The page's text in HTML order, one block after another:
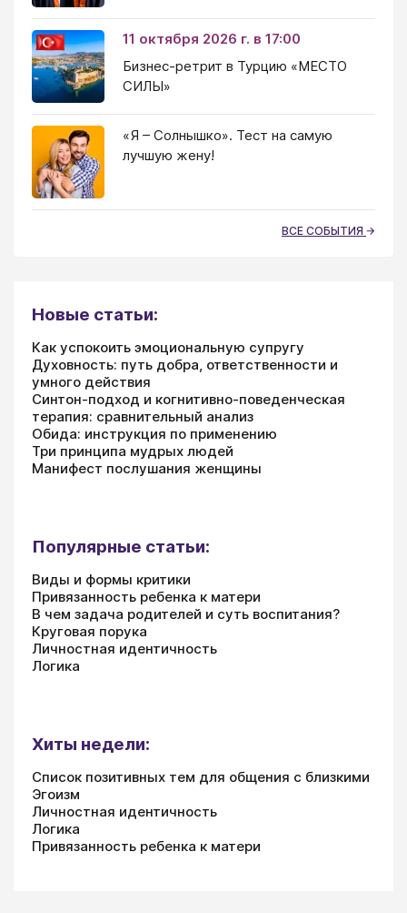
11 октября 2026 г. в 17:00
Бизнес-ретрит в Турцию «МЕСТО
СИЛЫ»
«Я – Солнышко». Тест на самую
лучшую жену!
ВСЕ СОБЫТИЯ
Новые статьи:
Как успокоить эмоциональную супругу
Духовность: путь добра, ответственности и
умного действия
Синтон-подход и когнитивно-поведенческая
терапия: сравнительный анализ
Обида: инструкция по применению
Три принципа мудрых людей
Манифест послушания женщины
Популярные статьи:
Виды и формы критики
Привязанность ребенка к матери
В чем задача родителей и суть воспитания?
Круговая порука
Личностная идентичность
Логика
Хиты недели:
Список позитивных тем для общения с близкими
Эгоизм
Личностная идентичность
Логика
Привязанность ребенка к матери